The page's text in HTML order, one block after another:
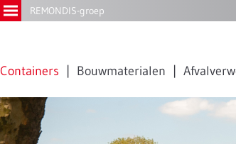
REMONDIS-groep
Containers Bouwmaterialen